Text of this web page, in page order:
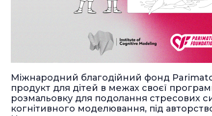
Міжнародний благодійний фонд
продукт для дітей в межах своєї
розмальовку для подолання стресових
когнітивного моделювання, під